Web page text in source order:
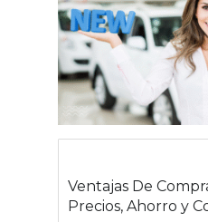
Ventajas De
Precios, Ahorro y